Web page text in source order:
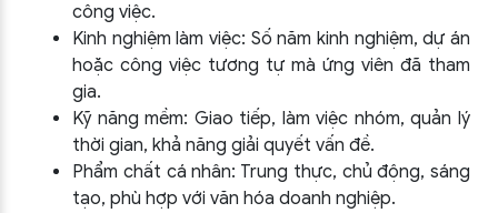
công việc.
Kinh nghiệm làm việc: Số năm kinh nghiệm, dự án
hoặc công việc tương tự mà ứng viên đã tham
gia.
Kỹ năng mềm: Giao tiếp, làm việc nhóm, quản lý
thời gian, khả năng giải quyết vấn đề.
Phẩm chất cá nhân: Trung thực, chủ động, sáng
tạo, phù hợp với văn hóa doanh nghiệp.